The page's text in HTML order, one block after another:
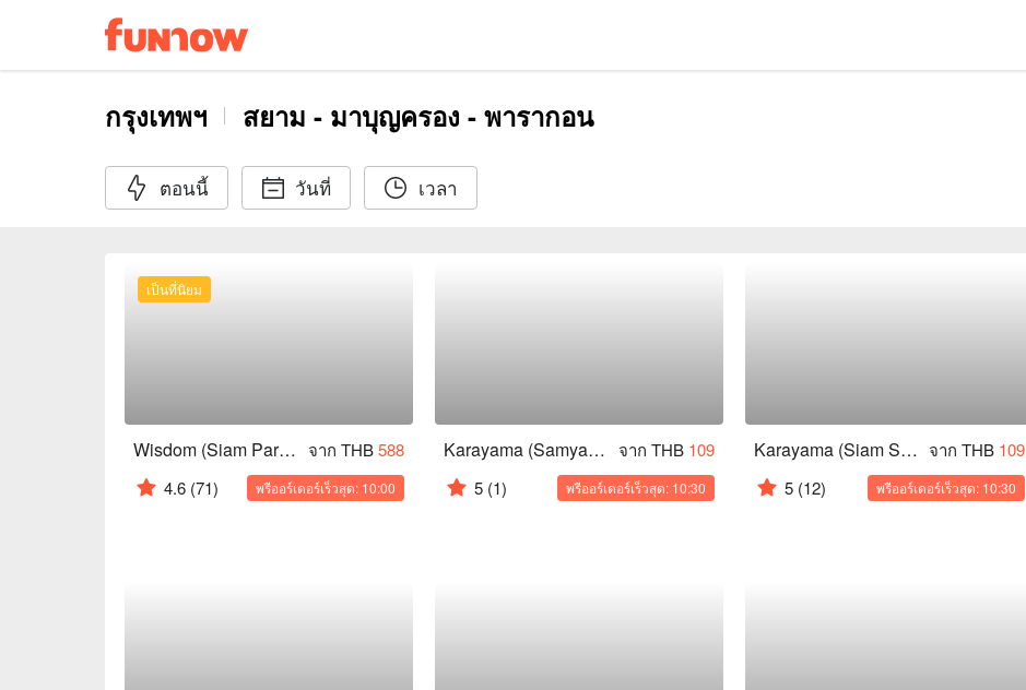
กรุงเทพฯ สยาม - มาบุญครอง - พารากอน
ตอนนี้ วันที่ เวลา
เป็นที่นิยม
Wisdom (Siam Paragon) จาก THB588
4.6 (71) พรีออร์เดอร์เร็วสุด: 10:00
Karayama (Samyam Mitrtown) จาก THB 109
5 (1) พรีออร์เดอร์เร็วสุด: 10:30
Karayama (Siam Square One) จาก THB 109
5 (12) พรีออร์เดอร์เร็วสุด: 10:30